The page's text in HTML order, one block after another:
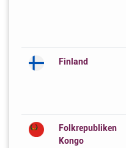
Finland
Folkrepubliken
Kongo